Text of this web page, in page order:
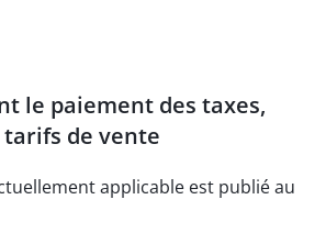
le paiement des taxes,
de vente
applicable est publié au